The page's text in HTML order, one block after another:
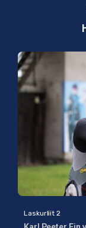
Laskurliit 2